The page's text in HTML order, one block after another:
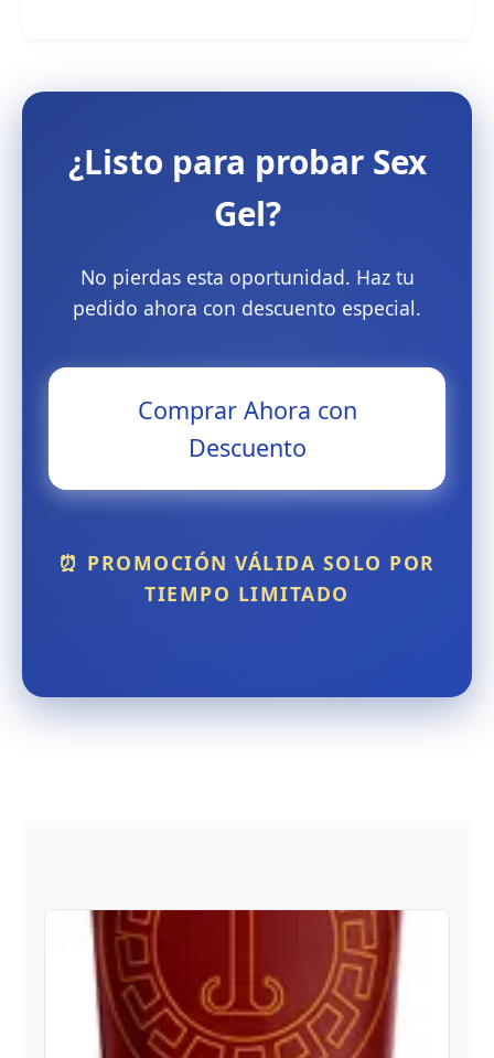
¿Listo para probar Sex
Gel?
No pierdas esta oportunidad. Haz tu
pedido ahora con descuento especial.
Comprar Ahora con
Descuento
⏰ PROMOCIÓN VÁLIDA SOLO POR
TIEMPO LIMITADO